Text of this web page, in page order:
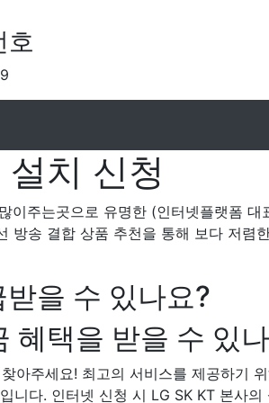
호
치 신청
이주는곳으로 유명한 (인터넷플랫폼 대
송 결합 상품 추천을 통해 보다 저렴
을 수 있나요?
혜택을 받을 수 있
아주세요! 최고의 서비스를 제공하기
니다. 인터넷 신청 시 LG SK KT 본사의